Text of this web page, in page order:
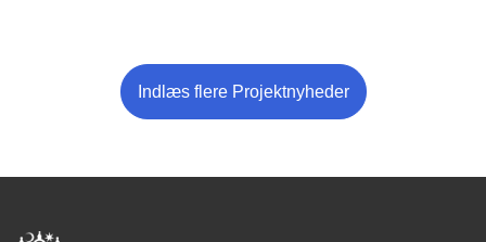
Indlæs flere Projektnyheder